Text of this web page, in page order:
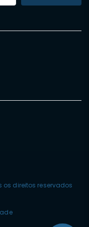
os direitos reservados